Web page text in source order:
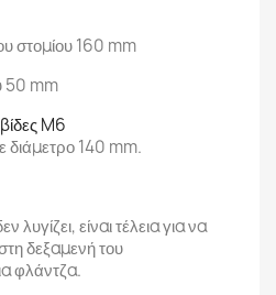
στομίου 160 mm
50 mm
M6
διάμετρο 140 mm.
λυγίζει, είναι τέλεια για να
δεξαμενή του
φλάντζα.